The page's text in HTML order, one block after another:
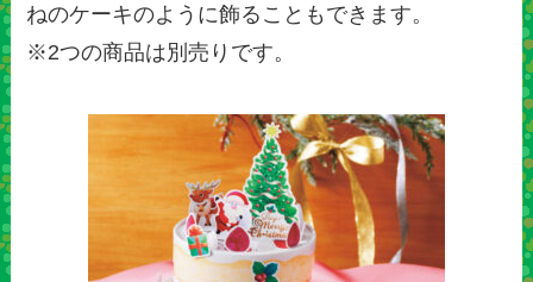
ねのケーキのように飾ることもできます。
※2つの商品は別売りです。